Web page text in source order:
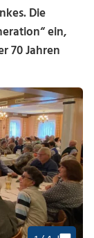
Die
ein,
70 Jahren